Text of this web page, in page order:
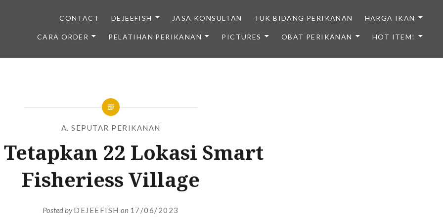
IKAN BERKUALITAS INDONESIA
CONTACT DEJEEFISH JASA KONSULTAN TUK BIDANG PERIKANAN HARGA IKAN
CARA ORDER PELATIHAN PERIKANAN PICTURES OBAT PERIKANAN HOT ITEM!
A. SEPUTAR PERIKANAN
Tetapkan 22 Lokasi Smart
Fisheriess Village
Posted byDEJEEFISH on 17/06/2023